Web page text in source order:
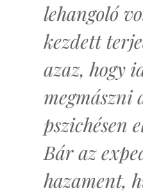
lehangoló
kezdett
azaz, hogy
pszichésen
Bár az
hazament,